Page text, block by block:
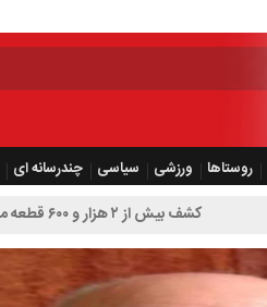
روستاها ورزشی سیاسی چندرسانه ای